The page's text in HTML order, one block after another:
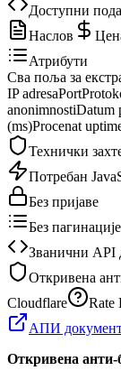
Доступни
Наслов
Атрибути
Сва поља за
IP adresaPort
anonimnostiDatum
(ms)Procenat
Технички
Потребан
Без пријаве
Без пагинације
Званични API
Откривена
Cloudflare
Rate
АПИ
Откривена анти-